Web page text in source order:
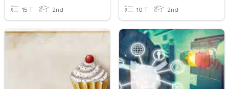
15 T 2nd 10 T 2nd